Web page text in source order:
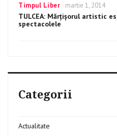
Categories
Timpul Liber
Posted
on
martie 1, 2014
TULCEA: Mărţişorul artistic
spectacolele
Categorii
Actualitate